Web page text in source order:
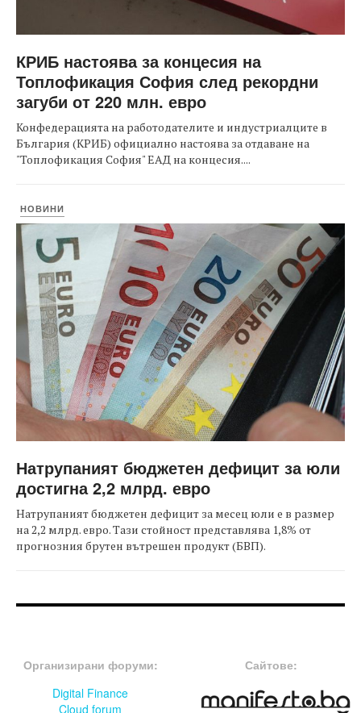
КРИБ настоява за концесия на
Топлофикация София след рекордни
загуби от 220 млн. евро
Конфедерацията на работодателите и индустриалците в
България (КРИБ) официално настоява за отдаване на
"Топлофикация София" ЕАД на концесия....
НОВИНИ
Натрупаният бюджетен дефицит за юли
достигна 2,2 млрд. евро
Натрупаният бюджетен дефицит за месец юли е в размер
на 2,2 млрд. евро. Тази стойност представлява 1,8% от
прогнозния брутен вътрешен продукт (БВП).
Организирани форуми:
Digital Finance
Cloud forum
Сайтове: